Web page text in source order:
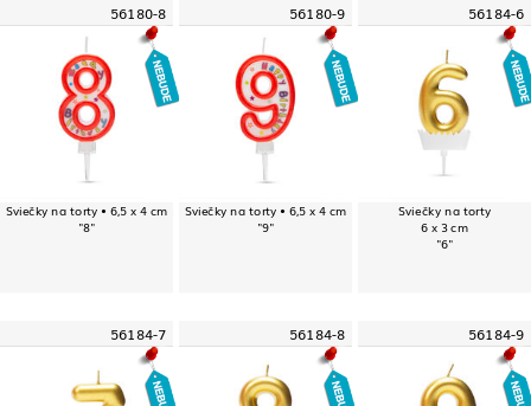
56180-8
Sviečky na torty • 6,5 x 4 cm
"8"
56180-9
Sviečky na torty • 6,5 x 4 cm
"9"
56184-6
Sviečky na torty
6 x 3 cm
"6"
56184-7 56184-8 56184-9